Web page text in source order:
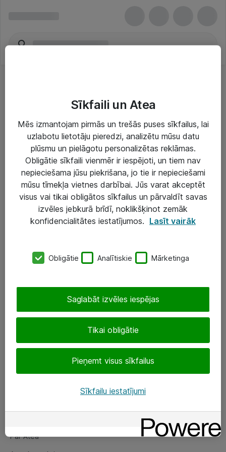
Risinājumi & Pakalpojumi
IT serviss un atbalsts
IT infrastruktūra
Darba vietu IT risinājumi
Serveri un datu centri
SIA „ATEA”
eShop@atea.lv
Sekojiet mums
Par Atea
Par Atea
Sīkfaili un Atea
Mēs izmantojam pirmās un trešās puses sīkfailus, lai
uzlabotu lietotāju pieredzi, analizētu mūsu datu
plūsmu un pielāgotu personalizētas reklāmas.
Obligātie sīkfaili vienmēr ir iespējoti, un tiem nav
nepieciešama jūsu piekrišana, jo tie ir nepieciešami
mūsu tīmekļa vietnes darbībai. Jūs varat akceptēt
visus vai tikai obligātos sīkfailus un pārvaldīt savas
izvēles jebkurā brīdī, noklikšķinot zemāk
konfidencialitātes iestatījumos. Lasīt vairāk
Obligātie Analītiskie Mārketinga
Tikai obligātie
Pieņemt visus sīkfailus
Saglabāt izvēles iespējas
Sīkfailu iestatījumi